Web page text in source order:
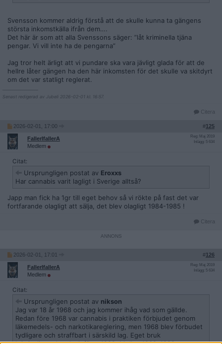
Svensson kommer aldrig förstå att de skulle kunna ta gängens
största inkomstkälla ifrån dem….
Det här är som att alla Svenssons säger: ”låt kriminella tjäna
pengar. Vi vill inte ha de pengarna”
Jag tror helt ärligt att vi pundare ska vara jävligt glada för att de
hellre låter gängen ha den här inkomsten för det skulle va skitdyrt
om det var statligt reglerat.
Senast redigerad av Jubeli 2026-02-01 kl. 16:57.
Citera
2026-02-01, 17:00 #125
FallerIfallerA
Medlem
Reg: Maj 2019
Inlägg: 5 634
Citat:
Ursprungligen postat av Eroxxs
Har cannabis varit lagligt i Sverige alltså?
Japp man fick ha 1gr till eget behov så vi rökte på fast det var
fortfarande olagligt att sälja, det blev olagligt 1984-1985 !
Citera
2026-02-01, 17:01 #126
FallerIfallerA
Medlem
Reg: Maj 2019
Inlägg: 5 634
Citat:
Ursprungligen postat av nikson
Jag var 18 år 1968 och jag kommer ihåg vad som gällde.
Redan före 1968 var cannabis i praktiken förbjudet genom
läkemedels- och narkotikareglering, men 1968 blev förbudet
tydligare och straffbart i särskild lag. Eget bruk